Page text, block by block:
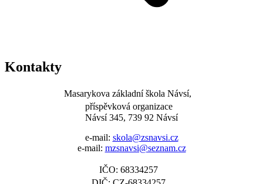
Kontakty
Masarykova základní škola Návsí,
příspěvková organizace
Návsí 345, 739 92 Návsí
e-mail: skola@zsnavsi.cz
e-mail: mzsnavsi@seznam.cz
IČO: 68334257